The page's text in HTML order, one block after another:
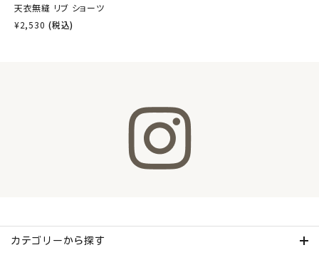
天衣無縫 リブ ショーツ
¥2,530 (税込)
カテゴリーから探す